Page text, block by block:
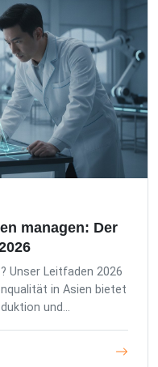
managen: Der
Unser Leitfaden 2026
in Asien bietet
und